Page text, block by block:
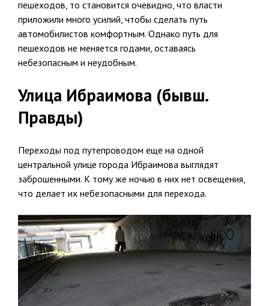
пешеходов, то становится очевидно, что власти
приложили много усилий, чтобы сделать путь
автомобилистов комфортным. Однако путь для
пешеходов не меняется годами, оставаясь
небезопасным и неудобным.
Улица Ибраимова (бывш.
Правды)
Переходы под путепроводом еще на одной
центральной улице города Ибраимова выглядят
заброшенными. К тому же ночью в них нет освещения,
что делает их небезопасными для перехода.